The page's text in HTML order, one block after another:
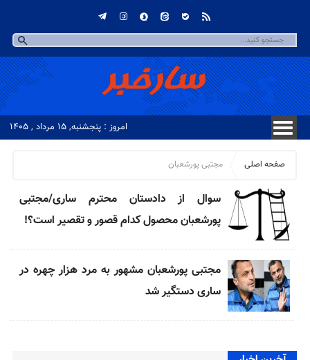
امروز : پنجشنبه, ۱۵ مرداد , ۱۴۰۵
صفحه اصلی مجتبی پورشعبان
سوال از دادستان محترم ساری/مجتبی
پورشعبان محصول کدام قصور و تقصیر است؟!
مجتبی پورشعبان مشهور به مرد هزار چهره در
ساری دستگیر شد